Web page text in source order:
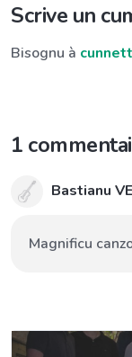
Scrive un
Bisognu à
1
Bastianu
Magnificu